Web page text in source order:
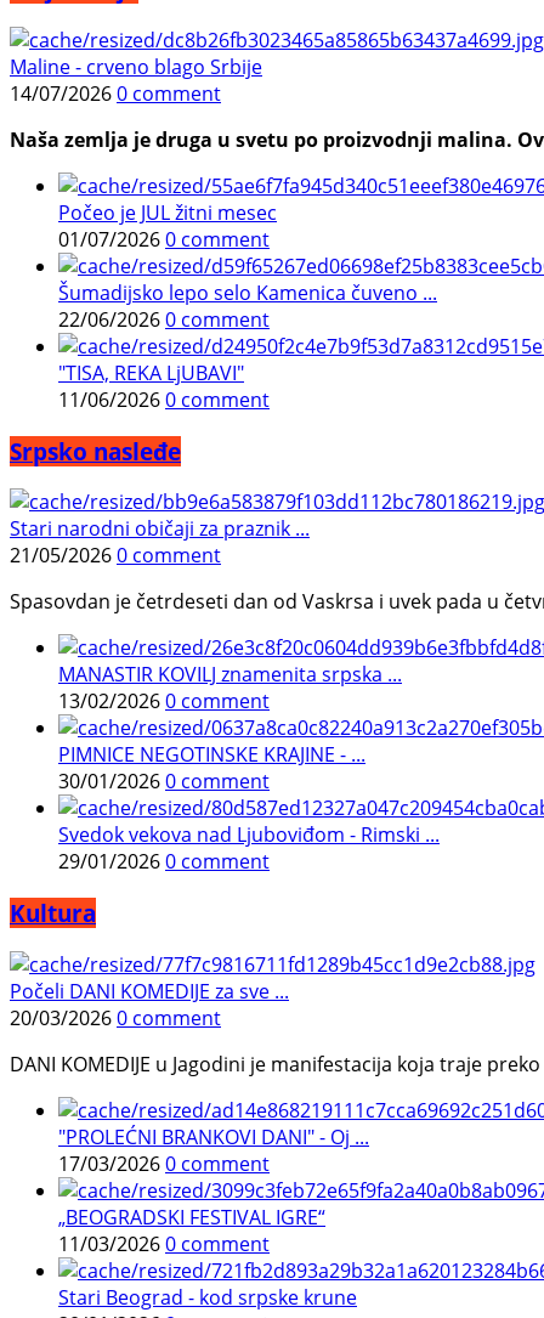
Maline - crveno blago Srbije
14/07/20260 comment
Naša zemlja je druga u svetu po proizvodnji malina.
Počeo je JUL žitni mesec
01/07/20260 comment
Šumadijsko lepo selo Kamenica čuveno ...
22/06/20260 comment
"TISA, REKA LjUBAVI"
11/06/20260 comment
Srpsko nasleđe
Stari narodni običaji za praznik ...
21/05/20260 comment
Spasovdan je četrdeseti dan od Vaskrsa i uvek pada u
MANASTIR KOVILJ znamenita srpska ...
13/02/20260 comment
PIMNICE NEGOTINSKE KRAJINE - ...
30/01/20260 comment
Svedok vekova nad Ljuboviđom - Rimski ...
29/01/20260 comment
Kultura
Počeli DANI KOMEDIJE za sve ...
20/03/20260 comment
DANI KOMEDIJE u Jagodini je manifestacija koja traje
"PROLEĆNI BRANKOVI DANI" - Oj ...
17/03/20260 comment
„BEOGRADSKI FESTIVAL IGRE“
11/03/20260 comment
Stari Beograd - kod srpske krune